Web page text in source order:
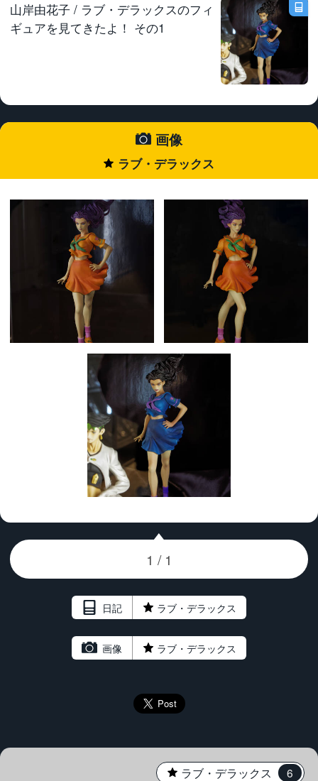
山岸由花子 / ラブ・デラックスのフィ
ギュアを見てきたよ！ その1
画像
ラブ・デラックス
1233718_4_DxO.jpg 1233717_4_DxO.jpg
日記
★ ラブ・デラックス
画像
★ ラブ・デラックス
ラブ・デラックス 6